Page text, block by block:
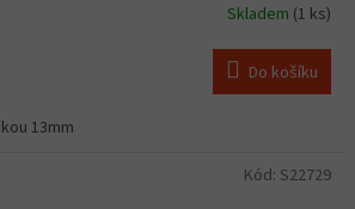
Skladem (1 ks)
Do košíku
13mm
Kód: S22729